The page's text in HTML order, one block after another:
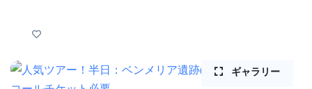
ギャラリー